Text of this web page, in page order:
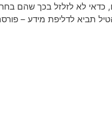
כדאי לא לזלזל בכך שהם
תביא לדליפת מידע –